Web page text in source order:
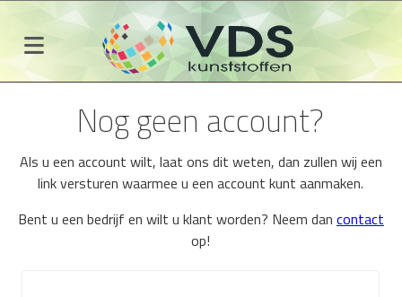
Nog geen account?
Als u een account wilt, laat ons dit weten, dan zullen wij een
link versturen waarmee u een account kunt aanmaken.
Bent u een bedrijf en wilt u klant worden? Neem dan contact
op!